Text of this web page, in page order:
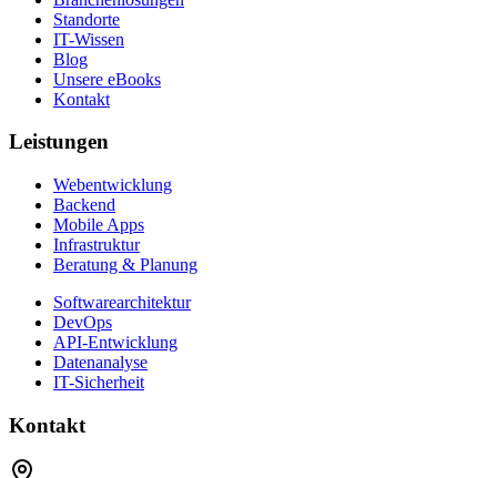
Standorte
IT-Wissen
Blog
Unsere eBooks
Kontakt
Leistungen
Webentwicklung
Backend
Mobile Apps
Infrastruktur
Beratung & Planung
Softwarearchitektur
DevOps
API-Entwicklung
Datenanalyse
IT-Sicherheit
Kontakt